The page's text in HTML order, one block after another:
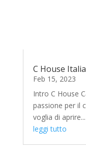
C House
Feb 15, 2023
Intro C House
passione per il
voglia di aprire...
leggi tutto